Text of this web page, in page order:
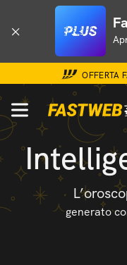
OFFERTA
generato